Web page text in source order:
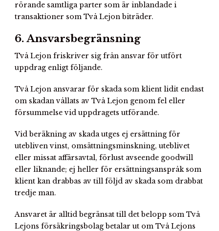
rörande samtliga parter som är inblandade i
transaktioner som Två Lejon biträder.
6. Ansvarsbegränsning
Två Lejon friskriver sig från ansvar för utfört
uppdrag enligt följande.
Två Lejon ansvarar för skada som klient lidit endast
om skadan vållats av Två Lejon genom fel eller
försummelse vid uppdragets utförande.
Vid beräkning av skada utges ej ersättning för
utebliven vinst, omsättningsminskning, uteblivet
eller missat affärsavtal, förlust avseende goodwill
eller liknande; ej heller för ersättningsanspråk som
klient kan drabbas av till följd av skada som drabbat
tredje man.
Ansvaret är alltid begränsat till det belopp som Två
Lejons försäkringsbolag betalar ut om Två Lejons